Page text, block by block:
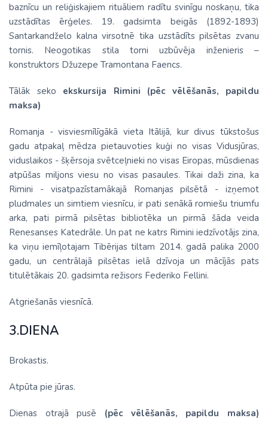
baznīcu un reliģiskajiem rituāliem radītu svinīgu noskaņu, tika
uzstādītas ērģeles. 19. gadsimta beigās (1892-1893)
Santarkandželo kalna virsotnē tika uzstādīts pilsētas zvanu
tornis. Neogotikas stila torni uzbūvēja inženieris –
konstruktors Džuzepe Tramontana Faencs.
Tālāk seko ekskursija Rimini (pēc vēlēšanās, papildu
maksa)
Romanja - visviesmīlīgākā vieta Itālijā, kur divus tūkstošus
gadu atpakaļ mēdza pietauvoties kuģi no visas Vidusjūras,
viduslaikos - šķērsoja svētceļnieki no visas Eiropas, mūsdienas
atpūšas miljons viesu no visas pasaules. Tikai daži zina, ka
Rimini - visatpazīstamākajā Romanjas pilsētā - izņemot
pludmales un simtiem viesnīcu, ir pati senākā romiešu triumfu
arka, pati pirmā pilsētas bibliotēka un pirmā šāda veida
Renesanses Katedrāle. Un pat ne katrs Rimini iedzīvotājs zina,
ka viņu iemīļotajam Tibērijas tiltam 2014. gadā palika 2000
gadu, un centrālajā pilsētas ielā dzīvoja un mācījās pats
titulētākais 20. gadsimta režisors Federiko Fellini.
Atgriešanās viesnīcā.
3.DIENA
Brokastis.
Atpūta pie jūras.
Dienas otrajā pusē (pēc vēlēšanās, papildu maksa)